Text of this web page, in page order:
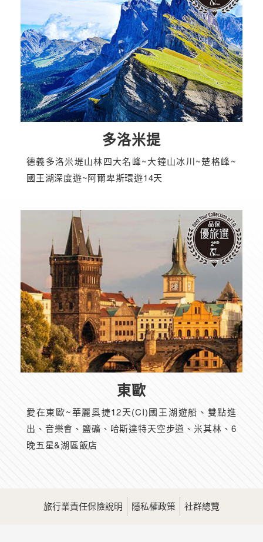
多洛米提
德義多洛米堤山林四大名峰~大鐘山冰川~楚格峰~
國王湖深度遊~阿爾卑斯環遊14天
東歐
愛在東歐~華麗奧捷12天(CI)國王湖遊船、雙點進
出、音樂會、鹽礦、哈斯達特天空步道、米其林、6
晚五星&湖區飯店
旅行業責任保險說明 隱私權政策 社群總覽